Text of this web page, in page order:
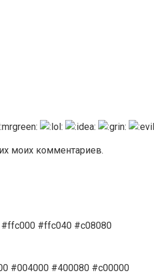
моих комментариев.
#ffc000 #ffc040 #c08080
#004000 #400080 #c00000